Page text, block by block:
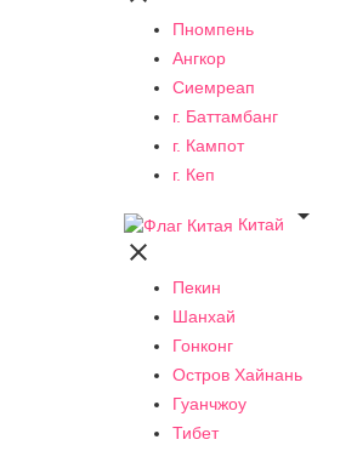
Пномпень
Ангкор
Сиемреап
г. Баттамбанг
г. Кампот
г. Кеп
Китай


Пекин
Шанхай
Гонконг
Остров Хайнань
Гуанчжоу
Тибет